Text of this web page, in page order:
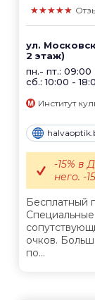
★★★★★
ул.
2 этаж)
пн.- пт.: 09:00
сб.: 10:00 -
Институт
Бесплатный
очков.
по...
-15% в
него. -